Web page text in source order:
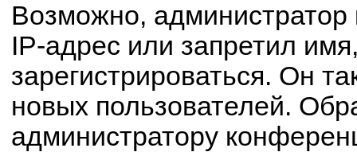
Возможно,
IP-адрес или запретил
зарегистрироваться. Он
новых пользователей.
администратору